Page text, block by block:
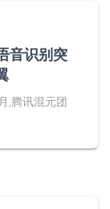
音识别突
,腾讯混元团